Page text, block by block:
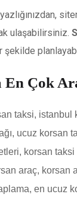
yazlığınızdan,
ulaşabilirsiniz.
şekilde
En Çok
taksi, istanbul
ucuz korsan
korsan
araç, korsan
en ucuz